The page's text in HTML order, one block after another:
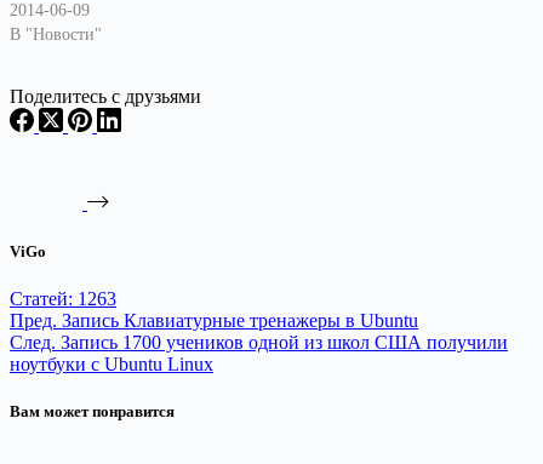
2014-06-09
В "Новости"
Поделитесь с друзьями
ViGo
Статей: 1263
Пред. Запись Клавиатурные тренажеры в Ubuntu
След. Запись 1700 учеников одной из школ США получили
ноутбуки с Ubuntu Linux
Вам может понравится